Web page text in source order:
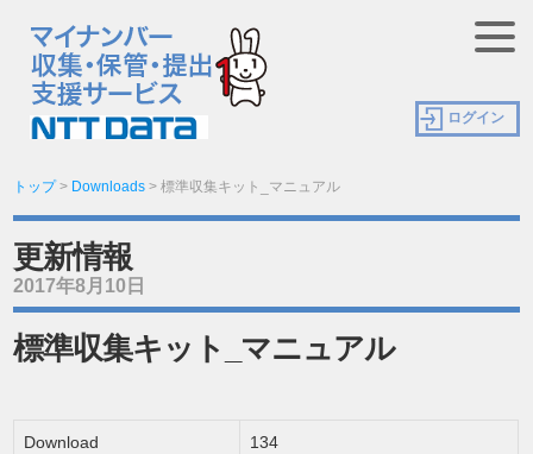
ログイン
トップ> Downloads >標準収集キット_マニュアル
更新情報
2017年8月10日
標準収集キット_マニュアル
Download 134